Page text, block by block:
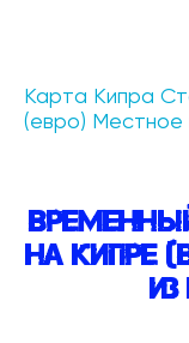
Карта Кипра
(евро) Местное
на Кипре